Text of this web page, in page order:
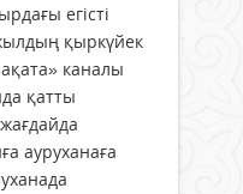
егісті
қыркүйек
каналы
қатты
ауруханаға